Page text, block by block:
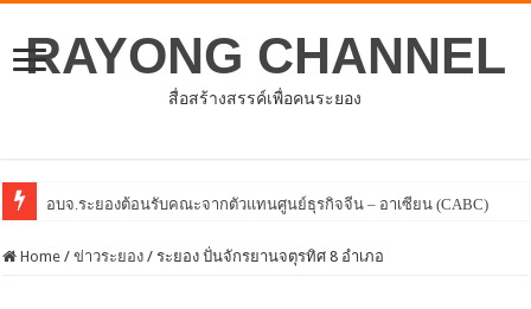
RAYONG CHANNEL
สื่อสร้างสรรค์เพื่อคนระยอง
โครงการพัฒนาศักยภาพบุคลากรด้
Home / ข่าวระยอง / ระยอง ปั่นจักรยานจตุรทิศ 8 อำเภอ